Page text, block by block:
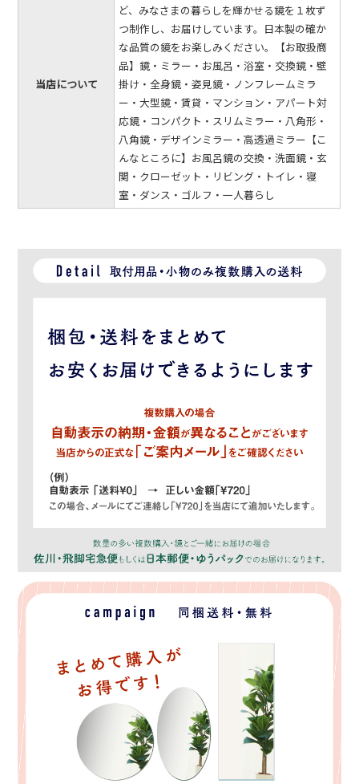
当店について
ど、みなさまの暮らしを輝かせる鏡を１枚ず
つ制作し、お届けしています。日本製の確か
な品質の鏡をお楽しみください。【お取扱商
品】鏡・ミラー・お風呂・浴室・交換鏡・壁
掛け・全身鏡・姿見鏡・ノンフレームミラ
ー・大型鏡・賃貸・マンション・アパート対
応鏡・コンパクト・スリムミラー・八角形・
八角鏡・デザインミラー・高透過ミラー【こ
んなところに】お風呂鏡の交換・洗面鏡・玄
関・クローゼット・リビング・トイレ・寝
室・ダンス・ゴルフ・一人暮らし